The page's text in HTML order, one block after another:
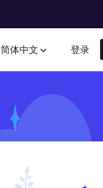
简体中文 登录